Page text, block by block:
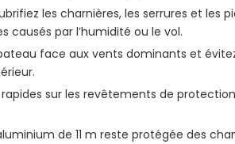
les charnières, les serrures et les
par l’humidité ou le vol.
face aux vents dominants et
sur les revêtements de
de 11 m reste protégée des